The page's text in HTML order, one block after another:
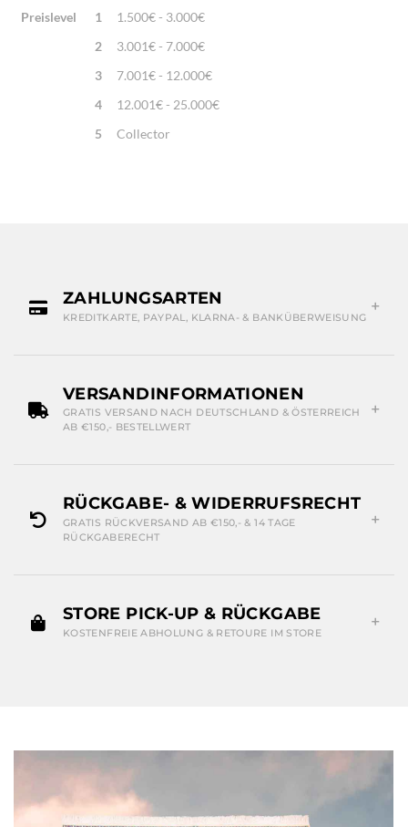
Preislevel
1
1.500€ - 3.000€
2
3.001€ - 7.000€
3
7.001€ - 12.000€
4
12.001€ - 25.000€
5
Collector
ZAHLUNGSARTEN
KREDITKARTE, PAYPAL, KLARNA- & BANKÜBERWEISUNG
VERSANDINFORMATIONEN
GRATIS VERSAND NACH DEUTSCHLAND & ÖSTERREICH
AB €150,- BESTELLWERT
RÜCKGABE- & WIDERRUFSRECHT
GRATIS RÜCKVERSAND AB €150,- & 14 TAGE
RÜCKGABERECHT
STORE PICK-UP & RÜCKGABE
KOSTENFREIE ABHOLUNG & RETOURE IM STORE